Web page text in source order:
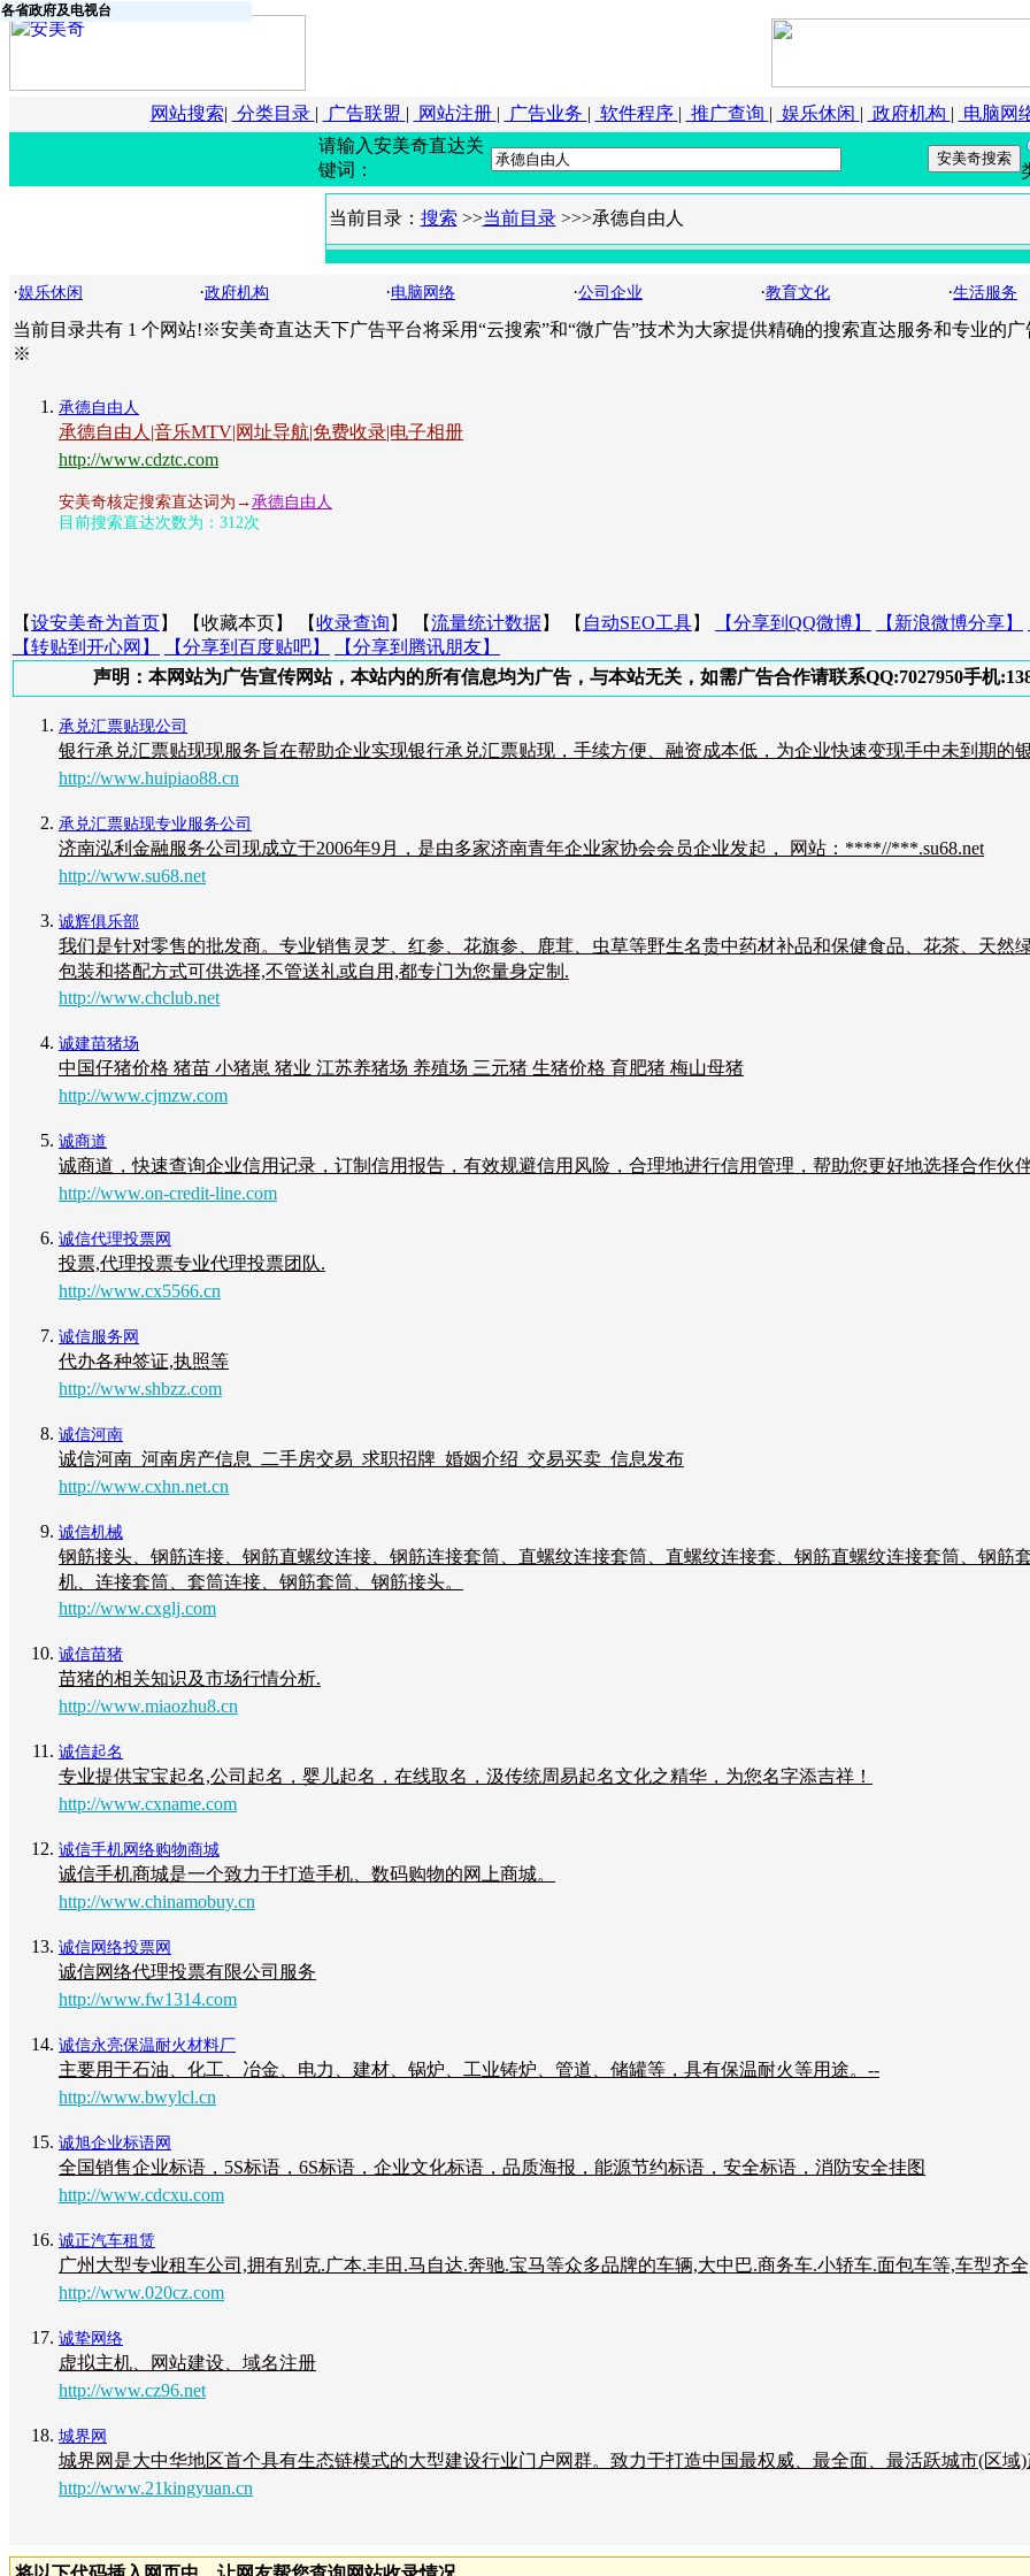
网站搜索| 分类目录 | 广告联盟 | 网站注册 | 广告业务 | 软件程序 | 推广查询 | 娱乐休闲 | 政府机构 | 电脑网
请输入安美奇直达关
键词：
当前目录： 搜索 >>当前目录>>>承德自由人
·娱乐休闲 ·政府机构 ·电脑网络 ·公司企业 ·教育文化 ·生活服务
当前目录共有 1 个网站!※安美奇直达天下广告平台将采用“云搜索”和“微广告”技术为大家提供精确的搜索直达服务和专业的
※
承德自由人
承德自由人|音乐MTV|网址导航|免费收录|电子相册
http://www.cdztc.com
安美奇核定搜索直达词为→ 承德自由人
目前搜索直达次数为：312次
【设安美奇为首页】 【收藏本页】 【收录查询 】 【流量统计数据】 【 自动SEO工具】 【分享到QQ微博】 【新浪微博分享】
【转贴到开心网】
【分享到百度贴吧】
【分享到腾讯朋友】
声明：本网站为广告宣传网站，本站内的所有信息均为广告，与本站无关，如需广告合作请联系QQ:7027950手机
承兑汇票贴现公司
银行承兑汇票贴现现服务旨在帮助企业实现银行承兑汇票贴现，手续方便、融资成本低，为企业快速变现手中未到期的
http://www.huipiao88.cn
承兑汇票贴现专业服务公司
济南泓利金融服务公司现成立于2006年9月，是由多家济南青年企业家协会会员企业发起， 网站：****//***.su68.net
http://www.su68.net
诚辉俱乐部
我们是针对零售的批发商。专业销售灵芝、红参、花旗参、鹿茸、虫草等野生名贵中药材补品和保健食品、花茶、天然
包装和搭配方式可供选择,不管送礼或自用,都专门为您量身定制.
http://www.chclub.net
诚建苗猪场
中国仔猪价格 猪苗 小猪崽 猪业 江苏养猪场 养殖场 三元猪 生猪价格 育肥猪 梅山母猪
http://www.cjmzw.com
诚商道
诚商道，快速查询企业信用记录，订制信用报告，有效规避信用风险，合理地进行信用管理，帮助您更好地选择合作伙
http://www.on-credit-line.com
诚信代理投票网
投票,代理投票专业代理投票团队.
http://www.cx5566.cn
诚信服务网
代办各种签证,执照等
http://www.shbzz.com
诚信河南
诚信河南_河南房产信息_二手房交易_求职招牌_婚姻介绍_交易买卖_信息发布
http://www.cxhn.net.cn
诚信机械
钢筋接头、钢筋连接、钢筋直螺纹连接、钢筋连接套筒、直螺纹连接套筒、直螺纹连接套、钢筋直螺纹连接套筒、钢筋
机、连接套筒、套筒连接、钢筋套筒、钢筋接头。
http://www.cxglj.com
诚信苗猪
苗猪的相关知识及市场行情分析.
http://www.miaozhu8.cn
诚信起名
专业提供宝宝起名,公司起名，婴儿起名，在线取名，汲传统周易起名文化之精华，为您名字添吉祥！
http://www.cxname.com
诚信手机网络购物商城
诚信手机商城是一个致力于打造手机、数码购物的网上商城。
http://www.chinamobuy.cn
诚信网络投票网
诚信网络代理投票有限公司服务
http://www.fw1314.com
诚信永亮保温耐火材料厂
主要用于石油、化工、冶金、电力、建材、锅炉、工业铸炉、管道、储罐等，具有保温耐火等用途。--
http://www.bwylcl.cn
诚旭企业标语网
全国销售企业标语，5S标语，6S标语，企业文化标语，品质海报，能源节约标语，安全标语，消防安全挂图
http://www.cdcxu.com
诚正汽车租赁
广州大型专业租车公司,拥有别克.广本.丰田.马自达.奔驰.宝马等众多品牌的车辆,大中巴.商务车.小轿车.面包车等,车型齐
http://www.020cz.com
诚挚网络
虚拟主机、网站建设、域名注册
http://www.cz96.net
城界网
城界网是大中华地区首个具有生态链模式的大型建设行业门户网群。致力于打造中国最权威、最全面、最活跃城市(区域
http://www.21kingyuan.cn
各省政府及电视台